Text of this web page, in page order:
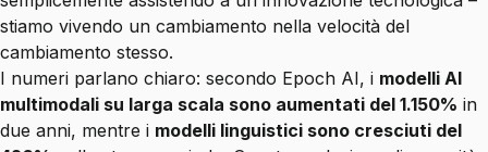
stiamo vivendo un cambiamento nella velocità del
cambiamento stesso.
I numeri parlano chiaro: secondo Epoch AI, i modelli AI
multimodali su larga scala sono aumentati del 1.150% in
due anni, mentre i modelli linguistici sono cresciuti del